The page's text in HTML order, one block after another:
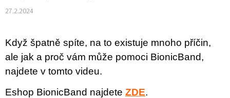
27.2.2024
Když špatně spíte, na to existuje mnoho příčin,
ale jak a proč vám může pomoci BionicBand,
najdete v tomto videu.
Eshop BionicBand najdete ZDE.